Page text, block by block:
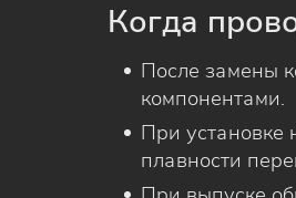
Когда
После замены
компонентами.
При установке
плавности